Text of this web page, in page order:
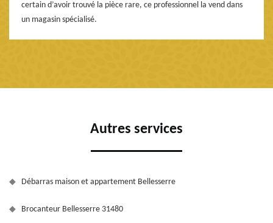
certain d’avoir trouvé la pièce rare, ce professionnel la vend dans
un magasin spécialisé.
Autres services
Débarras maison et appartement Bellesserre
Brocanteur Bellesserre 31480